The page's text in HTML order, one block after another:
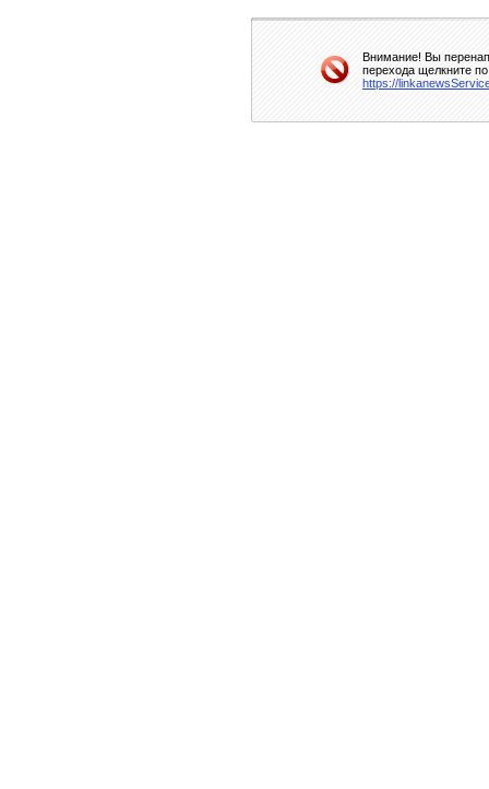
Внимание! Вы
перехода щелкните
https://